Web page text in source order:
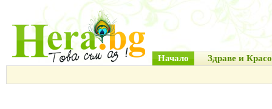
Начало Здраве и